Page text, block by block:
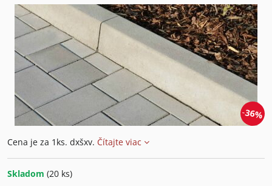
36%
Cena je za 1ks. dxšxv. Čítajte viac
Skladom (20 ks)